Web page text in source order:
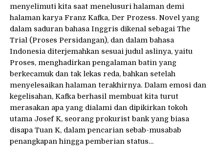
menyelimuti kita saat menelusuri halaman demi
halaman karya Franz Kafka, Der Prozess. Novel yang
dalam saduran bahasa Inggris dikenal sebagai The
Trial (Proses Persidangan), dan dalam bahasa
Indonesia diterjemahkan sesuai judul aslinya, yaitu
Proses, menghadirkan pengalaman batin yang
berkecamuk dan tak lekas reda, bahkan setelah
menyelesaikan halaman terakhirnya. Dalam emosi dan
kegelisahan, Kafka berhasil membuat kita turut
merasakan apa yang dialami dan dipikirkan tokoh
utama Josef K, seorang prokurist bank yang biasa
disapa Tuan K, dalam pencarian sebab-musabab
penangkapan hingga pemberian status…